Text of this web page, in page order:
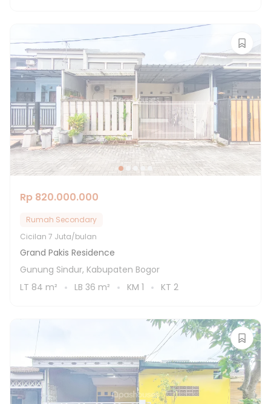
Rp 820.000.000
Rumah Secondary
Cicilan 7 Juta/bulan
Grand Pakis Residence
Gunung Sindur, Kabupaten Bogor
LT 84 m² LB 36 m² KM 1 KT 2